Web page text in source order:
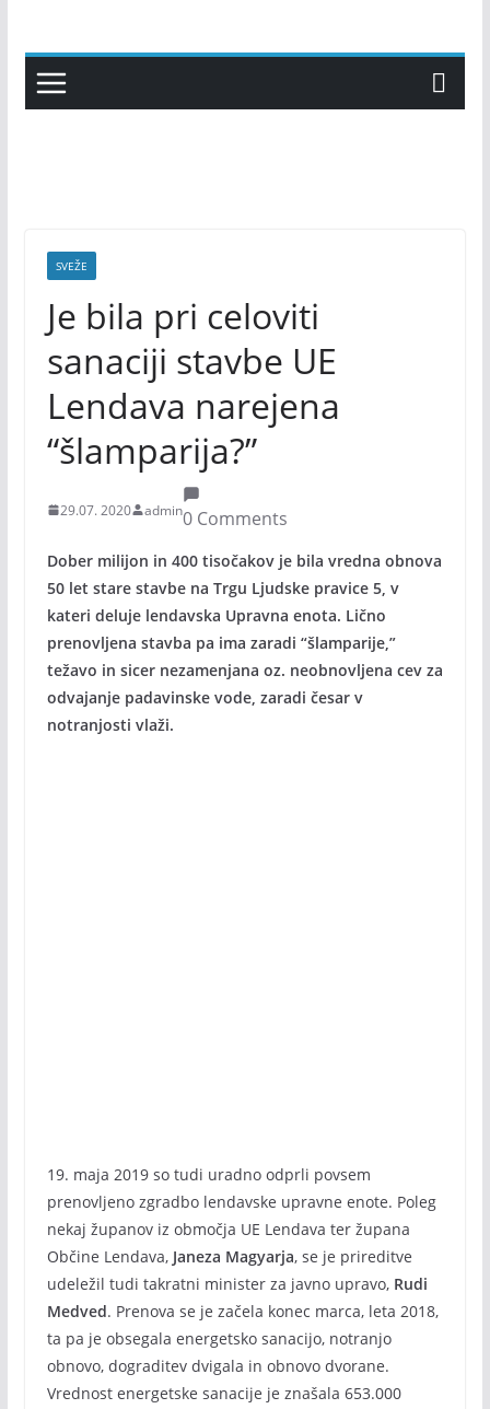
content
SVEŽE
Je bila pri celoviti
sanaciji stavbe UE
Lendava narejena
“šlamparija?”
29.07. 2020 admin0 Comments
Dober milijon in 400 tisočakov je bila vredna obnova
50 let stare stavbe na Trgu Ljudske pravice 5, v
kateri deluje lendavska Upravna enota. Lično
prenovljena stavba pa ima zaradi “šlamparije,”
težavo in sicer nezamenjana oz. neobnovljena cev za
odvajanje padavinske vode, zaradi česar v
notranjosti vlaži.
19. maja 2019 so tudi uradno odprli povsem
prenovljeno zgradbo lendavske upravne enote. Poleg
nekaj županov iz območja UE Lendava ter župana
Občine Lendava, Janeza Magyarja, se je prireditve
udeležil tudi takratni minister za javno upravo, Rudi
Medved. Prenova se je začela konec marca, leta 2018,
ta pa je obsegala energetsko sanacijo, notranjo
obnovo, dograditev dvigala in obnovo dvorane.
Vrednost energetske sanacije je znašala 653.000